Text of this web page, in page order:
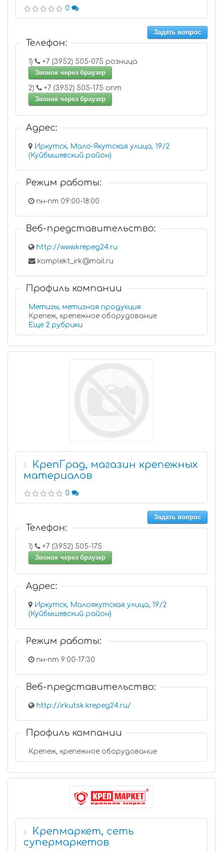
0
Задать вопрос
Телефон:
1)
+7 (3952) 505-075 розница
Звонок через браузер
2)
+7 (3952) 505-175 опт
Звонок через браузер
Адрес:
Иркутск, Мало-Якутская улица, 19/2
(Куйбышевский район)
Режим работы:
пн-пт 09:00-18:00
Веб-представительство:
http://www.krepeg24.ru
komplekt_irk@mail.ru
Профиль компании
Метизы, метизная продукция
Крепеж, крепежное оборудование
Еще 2 рубрики
5
КрепГрад, магазин крепежных
материалов
0
Задать вопрос
Телефон:
1)
+7 (3952) 505-175
Звонок через браузер
Адрес:
Иркутск, Малоякутская улица, 19/2
(Куйбышевский район)
Режим работы:
пн-пт 9:00-17:30
Веб-представительство:
http://irkutsk.krepeg24.ru/
Профиль компании
Крепеж, крепежное оборудование
6
Крепмаркет, сеть
супермаркетов